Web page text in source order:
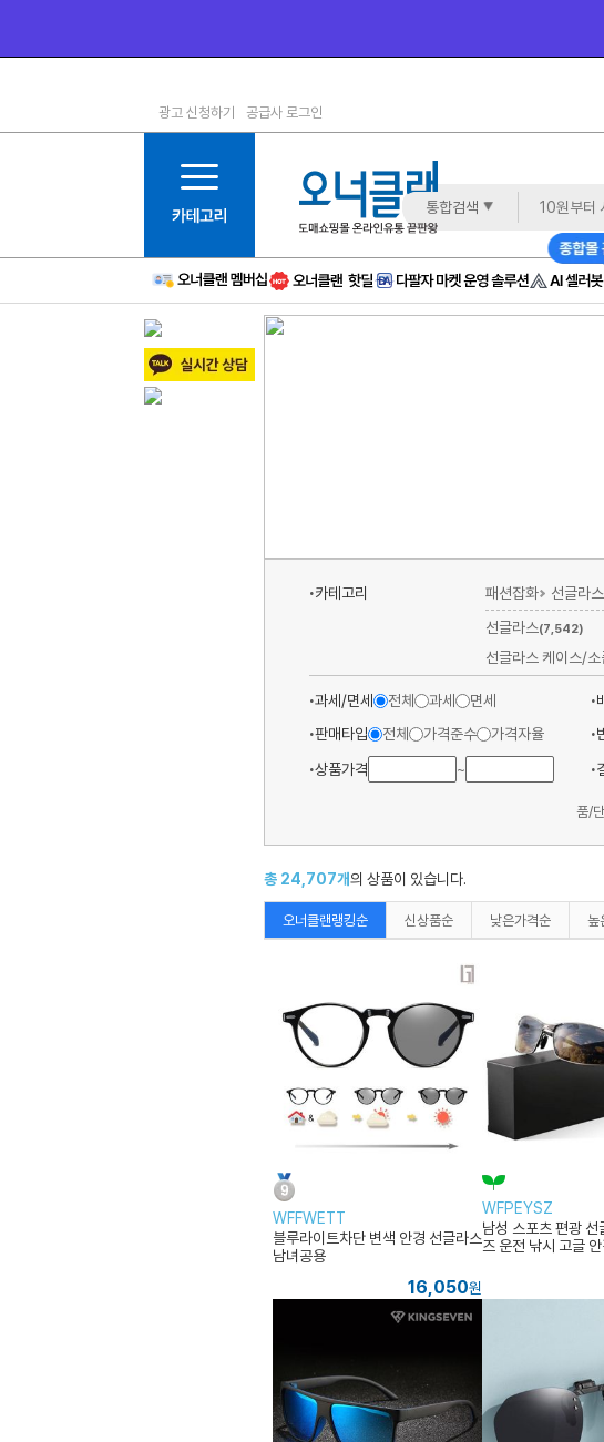
1등급
6등급
11등급
12등급
15등급
16등급
17등급
신규
주의
광고 신청하기 공급사 로그인
통합검색
카테고리 패션잡화
선글라
선글라스(7,542)
선글라스 케이스/소
과세/면세 전체 과세 면세
판매타입
전체 가격준수 가격자율
상품가격
~
품/
총 24,707개의 상품이 있습니다.
오너클랜랭킹순 신상품순 낮은가격순 높
WFFWETT
블루라이트차단 변색 안경 선글라스
남녀공용
16,050원
WFPEYSZ
남성 스포츠 편광 선
즈 운전 낚시 고글